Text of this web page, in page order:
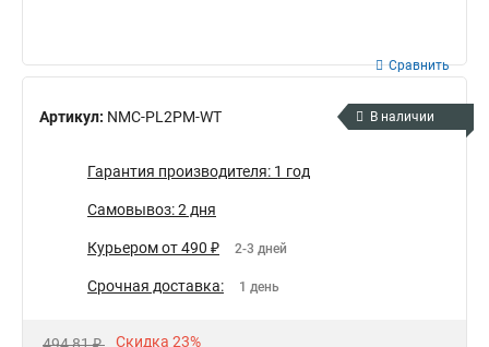
Артикул: NMC-PL2PM-WT
Сравнить
В наличии
Гарантия производителя: 1 год
Самовывоз: 2 дня
Курьером от 490 ₽ 2-3 дней
Срочная доставка: 1 день
Скидка 23%